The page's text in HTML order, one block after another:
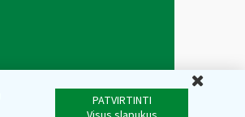
PATVIRTINTI